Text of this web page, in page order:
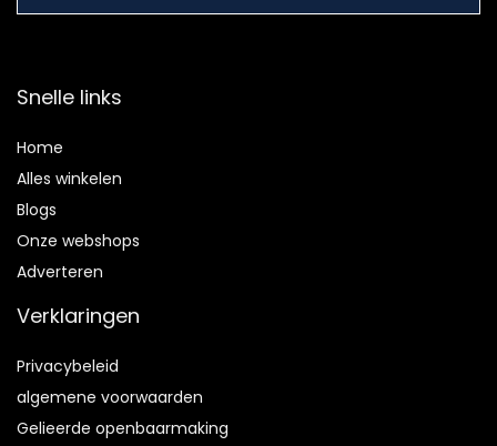
Snelle links
Home
Alles winkelen
Blogs
Onze webshops
Adverteren
Verklaringen
Privacybeleid
algemene voorwaarden
Gelieerde openbaarmaking